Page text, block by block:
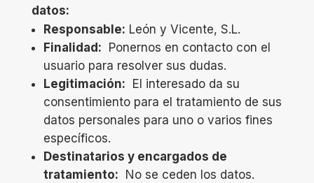
datos:
Responsable: León y Vicente, S.L.
Finalidad: Ponernos en contacto con el
usuario para resolver sus dudas.
Legitimación: El interesado da su
consentimiento para el tratamiento de sus
datos personales para uno o varios fines
específicos.
Destinatarios y encargados de
tratamiento: No se ceden los datos.